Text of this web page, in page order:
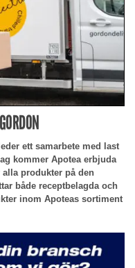
ett samarbete med last
kommer Apotea erbjuda
produkter på den
både receptbelagda och
inom Apoteas sortiment